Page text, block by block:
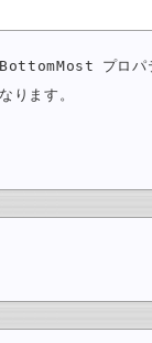
プロパ
ります。